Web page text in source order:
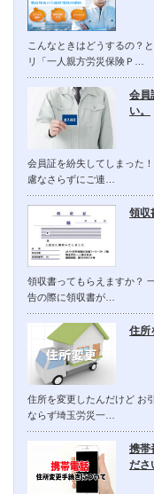
こんなときはどうするの？
リ「一人親方労災保険Ｐ…
会員
い。
会員証を紛失してしまった
慮なさらずにご連…
領収
領収書ってもらえますか？
告の際に領収書が…
住所
住所を変更したんだけど お
ならず埼玉労災一…
携帯
ださ